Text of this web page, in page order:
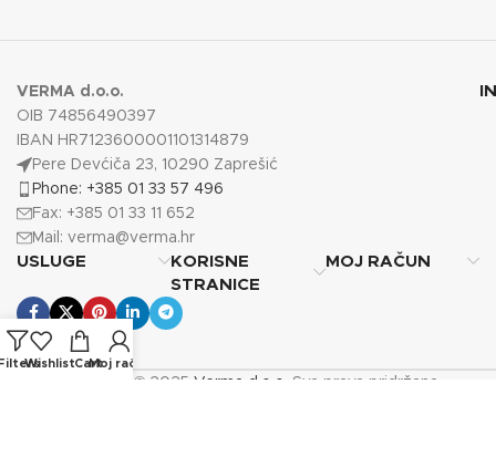
VERMA d.o.o.
OIB 74856490397
IBAN HR7123600001101314879
Pere Devćiča 23, 10290 Zaprešić
Phone: +385 01 33 57 496
Fax: +385 01 33 11 652
Mail: verma@verma.hr
USLUGE
KORISNE
STRANICE
MOJ RAČUN
Copyright © 2025 Verma d.o.o. Sva prava pridržana.
WishlistCartMoj račun